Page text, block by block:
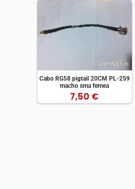
Cabo RG58 pigtail 20CM PL-259
macho sma femea
7,50 €